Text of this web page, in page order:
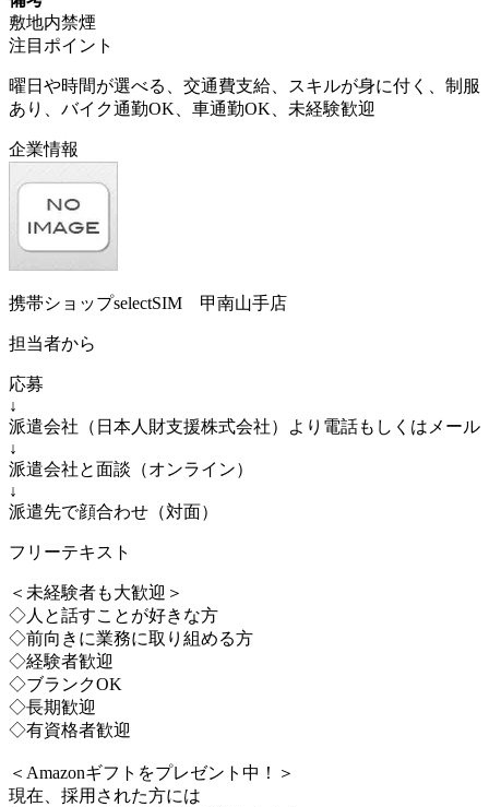
敷地内禁煙
注目ポイント
曜日や時間が選べる、交通費支給、スキルが身に付く、制服
あり、バイク通勤OK、車通勤OK、未経験歓迎
企業情報
携帯ショップselectSIM 甲南山手店
担当者から
応募
↓
派遣会社（日本人財支援株式会社）より電話もしくはメール
↓
派遣会社と面談（オンライン）
↓
派遣先で顔合わせ（対面）
フリーテキスト
＜未経験者も大歓迎＞
◇人と話すことが好きな方
◇前向きに業務に取り組める方
◇経験者歓迎
◇ブランクOK
◇長期歓迎
◇有資格者歓迎
＜Amazonギフトをプレゼント中！＞
現在、採用された方には